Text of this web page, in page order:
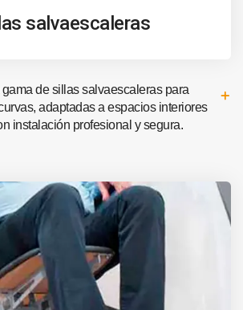
salvaescaleras
de sillas salvaescaleras para
adaptadas a espacios interiores
instalación profesional y segura.